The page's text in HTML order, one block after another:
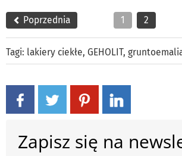
Poprzednia 1 2
Tagi: lakiery ciekłe, GEHOLIT,
Zapisz się na